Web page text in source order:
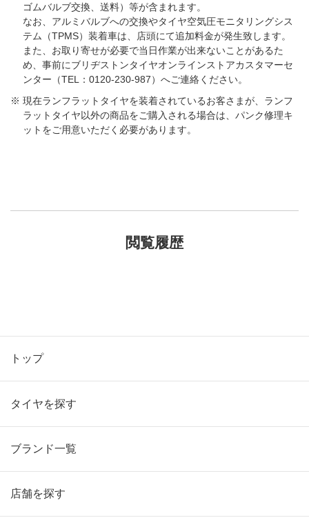
ゴムバルブ交換、送料）等が含まれます。
なお、アルミバルブへの交換やタイヤ空気圧モニタリングシス
テム（TPMS）装着車は、店頭にて追加料金が発生致します。
また、お取り寄せが必要で当日作業が出来ないことがあるた
め、事前にブリヂストンタイヤオンラインストアカスタマーセ
ンター（TEL：0120-230-987）へご連絡ください。
現在ランフラットタイヤを装着されているお客さまが、ランフ
ラットタイヤ以外の商品をご購入される場合は、パンク修理キ
ットをご用意いただく必要があります。
閲覧履歴
トップ
タイヤを探す
ブランド一覧
店舗を探す